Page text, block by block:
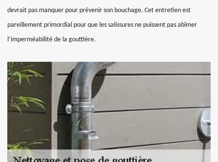
devrait pas manquer pour prévenir son bouchage. Cet entretien est
pareillement primordial pour que les salissures ne puissent pas abîmer
l’imperméabilité de la gouttière.